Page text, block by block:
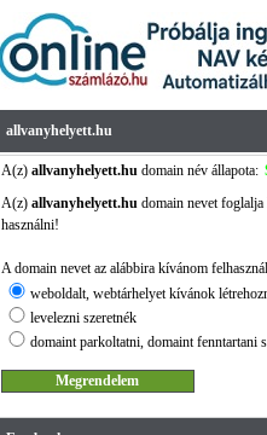
allvanyhelyett.hu
A(z) allvanyhelyett.hudomain név állapota:
A(z) allvanyhelyett.hudomain nevet foglalja
használni!
A domain nevet az alábbira kívánom
weboldalt, webtárhelyet kívánok
levelezni szeretnék
domaint parkoltatni, domaint fenntartani